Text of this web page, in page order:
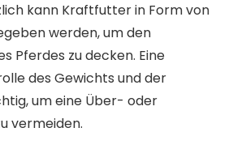
kann Kraftfutter in Form von
werden, um den
Pferdes zu decken. Eine
des Gewichts und der
um eine Über- oder
vermeiden.